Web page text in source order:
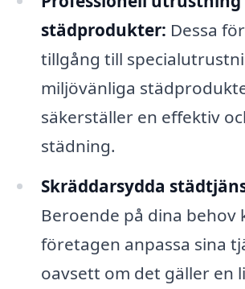
städprodukter: Dessa
tillgång till
miljövänliga
säkerställer en effektiv
städning.
Skräddarsydda
Beroende på dina behov
företagen anpassa sina
oavsett om det gäller en